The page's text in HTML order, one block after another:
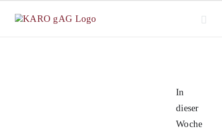
Inhalt
springen
In
dieser
Woche